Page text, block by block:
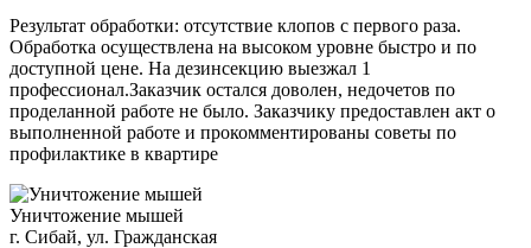
Результат обработки: отсутствие клопов с первого раза.
Обработка осуществлена на высоком уровне быстро и по
доступной цене. На дезинсекцию выезжал 1
профессионал.Заказчик остался доволен, недочетов по
проделанной работе не было. Заказчику предоставлен акт о
выполненной работе и прокомментированы советы по
профилактике в квартире
Уничтожение мышей
г. Сибай, ул. Гражданская